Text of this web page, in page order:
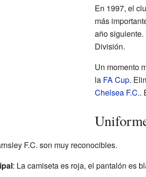
En 1997, el
más
año
División.
Un momento
la FA Cup.
Chelsea F.C..
F.C. son muy reconocibles.
: La camiseta es roja, el pantalón es